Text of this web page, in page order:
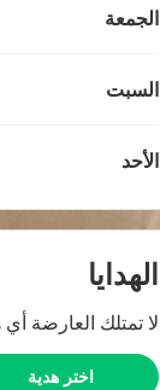
الجمعة
السبت
الأحد
الهدايا
لا تمتلك العارضة أي
اختر هدية